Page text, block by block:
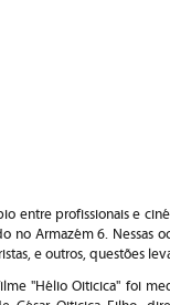
entre profissionais e
no Armazém 6. Nessas
e outros, questões
"Hélio Oiticica" foi